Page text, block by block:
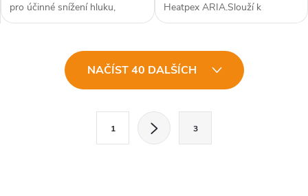
pro účinné snížení hluku,
určený pro instalaci na přípojky
rekuperačních jednotkách o
průměru 200 mm. Vnitřní
Heatpex ARIA.Slouží k
propojení distribučního boxu s
připojku je možné jednoduše
odříznout na požadovaný
NAČÍST 40 DALŠÍCH
1 3